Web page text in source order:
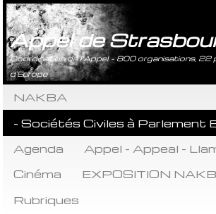
Appel de
Coordination de l’Appel - 800 organisations, 22
d’Europe
NAKBA
- Sociétés Civiles à Parlement
Agenda
Appel - Appeal -
Cinéma
EXPOSITION
Rubriques